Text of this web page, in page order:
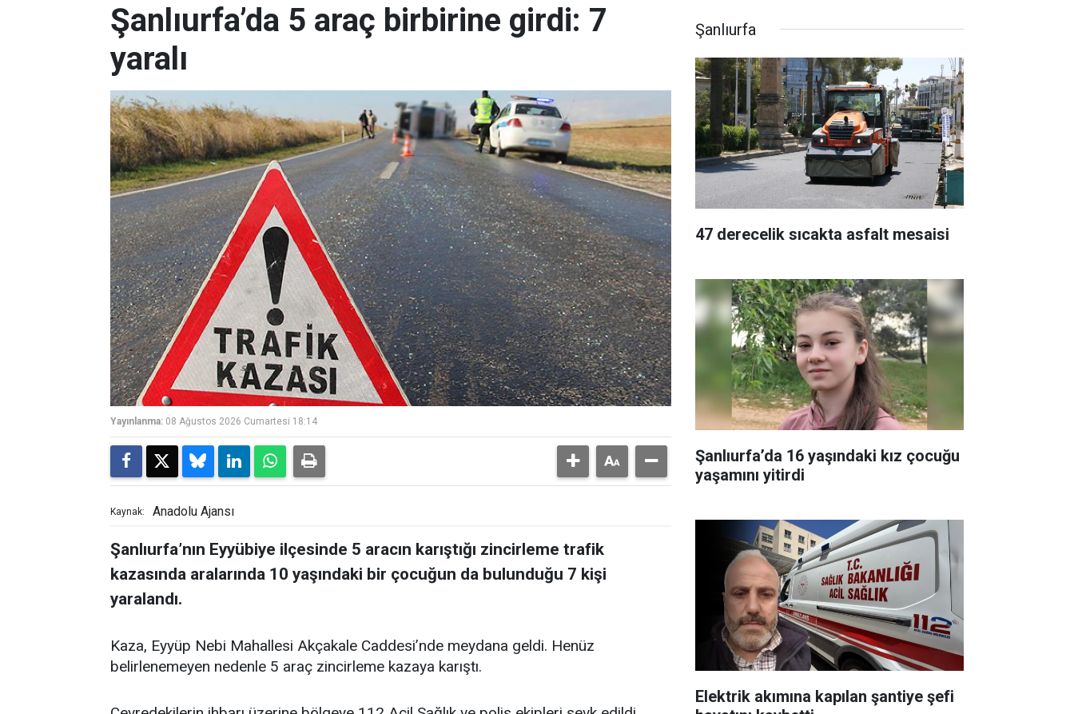
Şanlıurfa’da 5 araç birbirine girdi: 7
yaralı
Yayınlanma: 08 Ağustos 2026 Cumartesi 18:14
Kaynak: Anadolu Ajansı
Şanlıurfa’nın Eyyübiye ilçesinde 5 aracın karıştığı zincirleme trafik
kazasında aralarında 10 yaşındaki bir çocuğun da bulunduğu 7 kişi
yaralandı.
Kaza, Eyyüp Nebi Mahallesi Akçakale Caddesi’nde meydana geldi. Henüz
belirlenemeyen nedenle 5 araç zincirleme kazaya karıştı.
Şanlıurfa
47 derecelik sıcakta asfalt mesaisi
Şanlıurfa’da 16 yaşındaki kız çocuğu
yaşamını yitirdi
Elektrik akımına kapılan şantiye şefi